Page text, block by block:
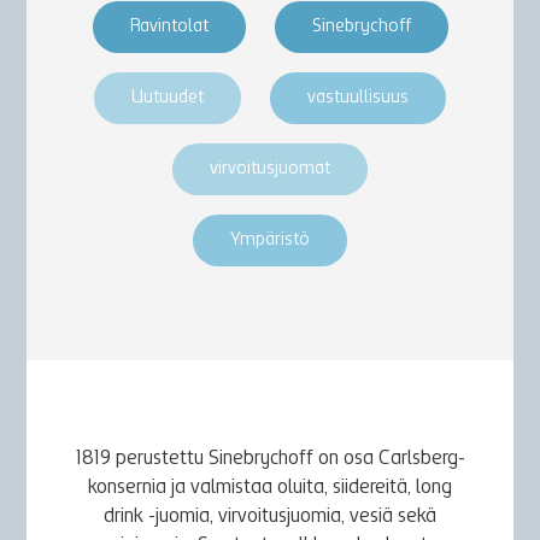
Ravintolat Sinebrychoff
Uutuudet vastuullisuus
virvoitusjuomat
Ympäristö
1819 perustettu Sinebrychoff on osa Carlsberg-
konsernia ja valmistaa oluita, siidereitä, long
drink -juomia, virvoitusjuomia, vesiä sekä